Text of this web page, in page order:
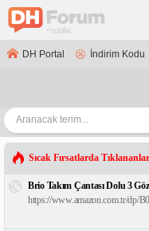
DH Portal İndirim Kodu
Sıcak Fırsatlarda Tıklananlar
Brio Takım Çantası Dolu 3
https://www.amazon.com.tr/dp/